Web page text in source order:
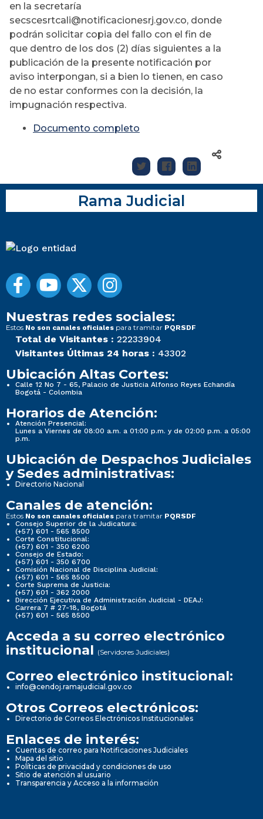
en la secretaría
secscesrtcali@notificacionesrj.gov.co, donde
podrán solicitar copia del fallo con el fin de
que dentro de los dos (2) días siguientes a la
publicación de la presente notificación por
aviso interpongan, si a bien lo tienen, en caso
de no estar conformes con la decisión, la
impugnación respectiva.
Documento completo
Rama Judicial
Nuestras redes sociales:
Estos No son canales oficiales para tramitar PQRSDF
Total de Visitantes : 22233904
Visitantes Últimas 24 horas : 43302
Ubicación Altas Cortes:
Calle 12 No 7 - 65, Palacio de Justicia Alfonso Reyes Echandía
Bogotá - Colombia
Horarios de Atención:
Atención Presencial:
Lunes a Viernes de 08:00 a.m. a 01:00 p.m. y de 02:00 p.m. a 05:00
p.m.
Ubicación de Despachos Judiciales
y Sedes administrativas:
Directorio Nacional
Canales de atención:
Estos No son canales oficiales para tramitar PQRSDF
Consejo Superior de la Judicatura:
(+57) 601 - 565 8500
Corte Constitucional:
(+57) 601 - 350 6200
Consejo de Estado:
(+57) 601 - 350 6700
Comisión Nacional de Disciplina Judicial:
(+57) 601 - 565 8500
Corte Suprema de Justicia:
(+57) 601 - 362 2000
Dirección Ejecutiva de Administración Judicial - DEAJ:
Carrera 7 # 27-18, Bogotá
(+57) 601 - 565 8500
Acceda a su correo electrónico
institucional (Servidores Judiciales)
Correo electrónico institucional:
info@cendoj.ramajudicial.gov.co
Otros Correos electrónicos:
Directorio de Correos Electrónicos Institucionales
Enlaces de interés:
Cuentas de correo para Notificaciones Judiciales
Mapa del sitio
Políticas de privacidad y condiciones de uso
Sitio de atención al usuario
Transparencia y Acceso a la información